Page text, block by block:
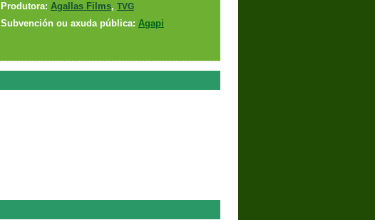
Produtora: Agallas Films, TVG
Subvención ou axuda pública: Agapi